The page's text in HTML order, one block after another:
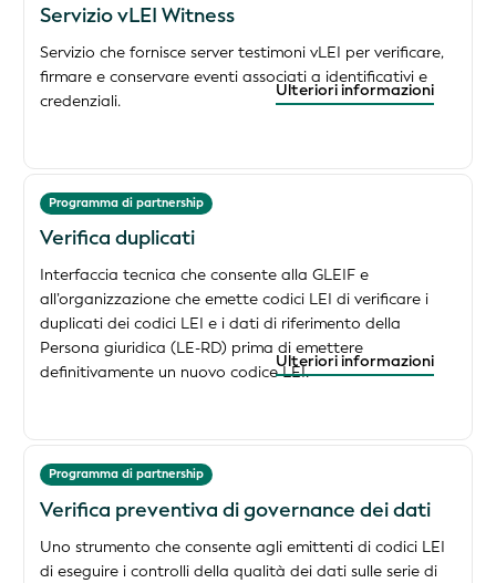
Servizio vLEI Witness
Servizio che fornisce server testimoni vLEI per verificare,
firmare e conservare eventi associati a identificativi e
credenziali.
Ulteriori informazioni
Programma di partnership
Verifica duplicati
Interfaccia tecnica che consente alla GLEIF e
all’organizzazione che emette codici LEI di verificare i
duplicati dei codici LEI e i dati di riferimento della
Persona giuridica (LE-RD) prima di emettere
definitivamente un nuovo codice LEI.
Ulteriori informazioni
Programma di partnership
Verifica preventiva di governance dei dati
Uno strumento che consente agli emittenti di codici LEI
di eseguire i controlli della qualità dei dati sulle serie di